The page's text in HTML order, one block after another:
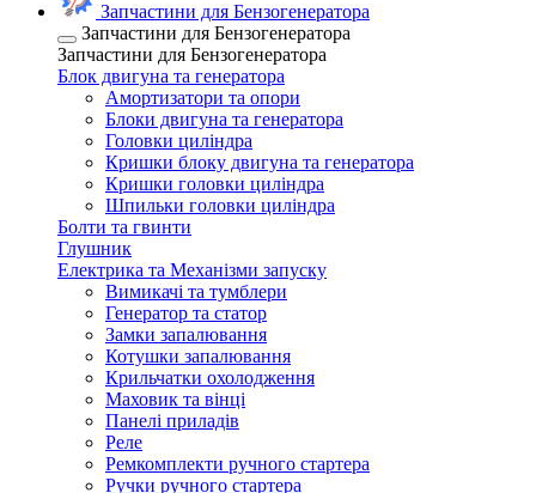
Запчастини для Бензогенератора
Запчастини для Бензогенератора
Запчастини для Бензогенератора
Блок двигуна та генератора
Амортизатори та опори
Блоки двигуна та генератора
Головки циліндра
Кришки блоку двигуна та генератора
Кришки головки циліндра
Шпильки головки циліндра
Болти та гвинти
Глушник
Електрика та Механізми запуску
Вимикачі та тумблери
Генератор та статор
Замки запалювання
Котушки запалювання
Крильчатки охолодження
Маховик та вінці
Панелі приладів
Реле
Ремкомплекти ручного стартера
Ручки ручного стартера